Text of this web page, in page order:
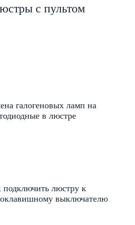
с пультом
галогеновых ламп на
в люстре
подключить люстру к
выключателю